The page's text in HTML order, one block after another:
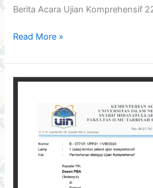
Berita Acara Ujian Komprehensif
Read More »
Jadwal
Komprehensif
Agustus